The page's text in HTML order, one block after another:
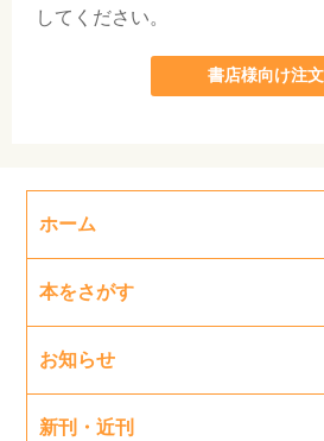
してください。
書店様向け注文
ホーム
本をさがす
お知らせ
新刊・近刊